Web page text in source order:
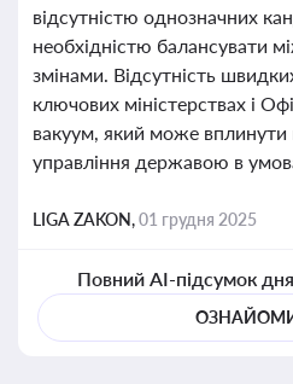
відсутністю однозначних
необхідністю балансувати
змінами. Відсутність
ключових міністерствах і
вакуум, який може вплинути
управління державою в
LIGA ZAKON,01 грудня 2025
Повний AI-підсумок